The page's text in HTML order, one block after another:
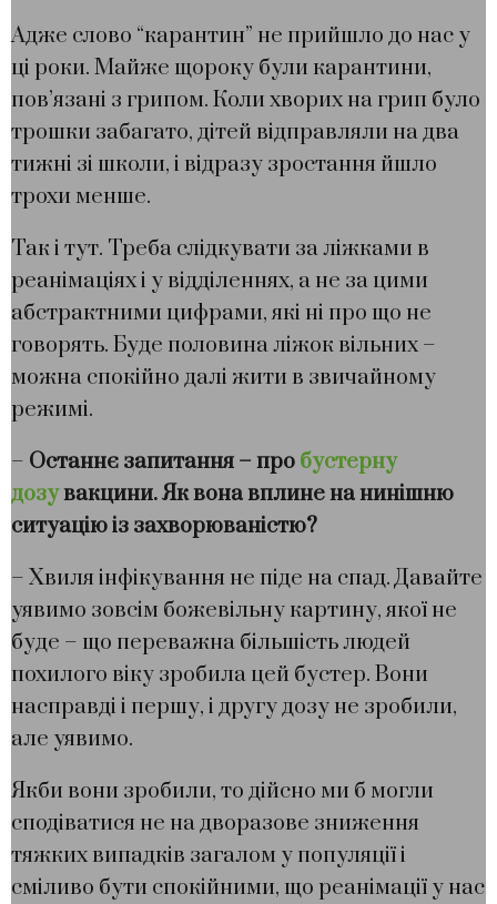
Адже слово “карантин” не прийшло до нас у
ці роки. Майже щороку були карантини,
пов’язані з грипом. Коли хворих на грип було
трошки забагато, дітей відправляли на два
тижні зі школи, і відразу зростання йшло
трохи менше.
Так і тут. Треба слідкувати за ліжками в
реанімаціях і у відділеннях, а не за цими
абстрактними цифрами, які ні про що не
говорять. Буде половина ліжок вільних –
можна спокійно далі жити в звичайному
режимі.
– Останнє запитання – про бустерну
дозувакцини. Як вона вплине на нинішню
ситуацію із захворюваністю?
– Хвиля інфікування не піде на спад. Давайте
уявимо зовсім божевільну картину, якої не
буде – що переважна більшість людей
похилого віку зробила цей бустер. Вони
насправді і першу, і другу дозу не зробили,
але уявимо.
Якби вони зробили, то дійсно ми б могли
сподіватися не на дворазове зниження
тяжких випадків загалом у популяції і
сміливо бути спокійними, що реанімації у нас